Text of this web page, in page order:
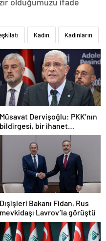
Kadın Kadınların
Müsavat Dervişoğlu: PKK’nın
bildirgesi, bir ihanet
açıklamasıdır
Dışişleri Bakanı Fidan, Rus
mevkidaşı Lavrov’la görüştü